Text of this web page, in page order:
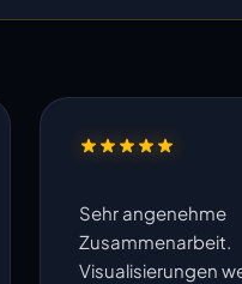
Sehr angenehme
Zusammenarbeit.
Visualisierungen